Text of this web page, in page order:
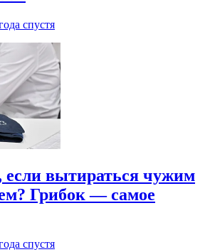
спустя
если вытираться чужим
Грибок — самое
спустя